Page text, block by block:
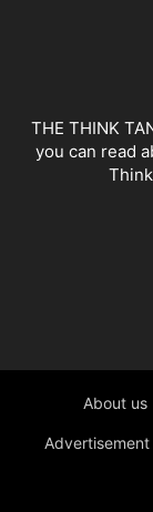
THE THINK
you can read
About us
Advertisement